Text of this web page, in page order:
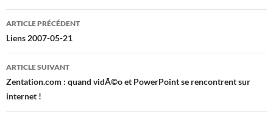
Navigation
des
articles
ARTICLE PRÉCÉDENT
Liens 2007-05-21
ARTICLE SUIVANT
Zentation.com : quand vidÃ©o et PowerPoint se rencontrent sur
internet !